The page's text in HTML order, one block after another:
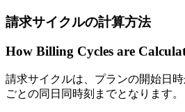
請求サイクルの計算方法
How Billing Cycles are
請求サイクルは、プランの開始日
ごとの同日同時刻までとなります。